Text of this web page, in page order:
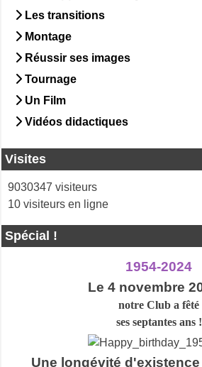
Les transitions
Montage
Réussir ses images
Tournage
Un Film
Vidéos didactiques
Visites
9030347 visiteurs
10 visiteurs en ligne
Spécial !
1954-2024
Le 4 novembre
notre Club a fêté
ses septantes ans !
Une longévité